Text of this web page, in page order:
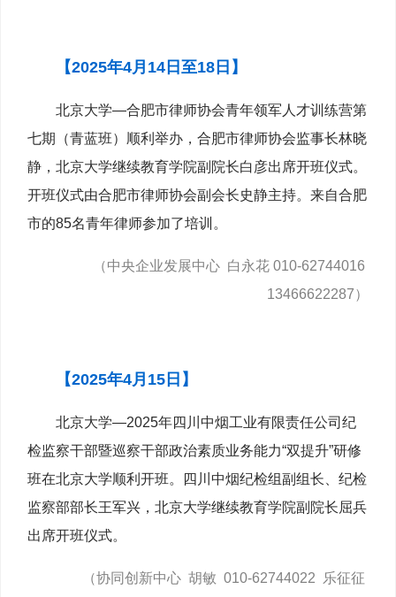
【2025年4月14日至18日】
北京大学—合肥市律师协会青年领军人才训练营第
七期（青蓝班）顺利举办，合肥市律师协会监事长林晓
静，北京大学继续教育学院副院长白彦出席开班仪式。
开班仪式由合肥市律师协会副会长史静主持。来自合肥
市的85名青年律师参加了培训。
（中央企业发展中心 白永花 010-62744016
13466622287）
【2025年4月15日 】
北京大学—2025年四川中烟工业有限责任公司纪
检监察干部暨巡察干部政治素质业务能力“双提升”研修
班在北京大学顺利开班。四川中烟纪检组副组长、纪检
监察部部长王军兴，北京大学继续教育学院副院长屈兵
出席开班仪式。
（协同创新中心 胡敏 010-62744022 乐征征